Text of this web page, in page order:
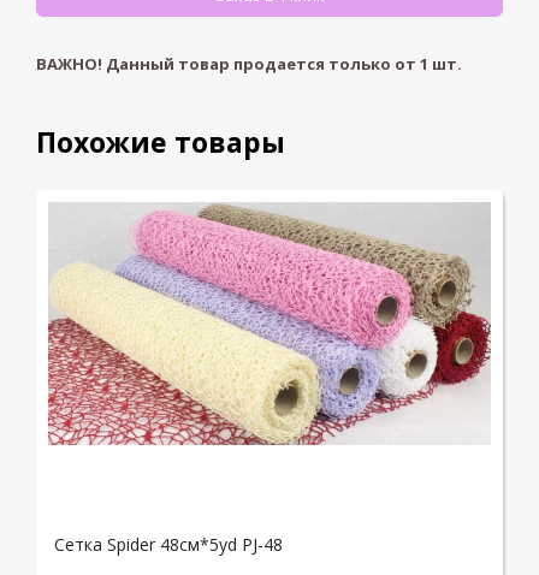
ВАЖНО! Данный товар продается только от 1 шт.
Похожие товары
Сетка Spider 48см*5yd PJ-48